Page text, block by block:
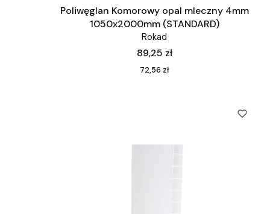
Poliwęglan Komorowy opal mleczny 4mm
1050x2000mm (STANDARD)
Rokad
Cena
89,25 zł
Cena
72,56 zł